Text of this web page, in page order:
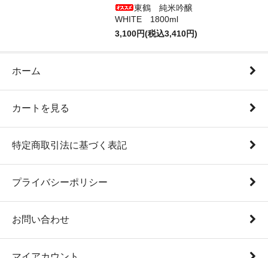
東鶴 純米吟醸
WHITE 1800ml
3,100円(税込3,410円)
ホーム
カートを見る
特定商取引法に基づく表記
プライバシーポリシー
お問い合わせ